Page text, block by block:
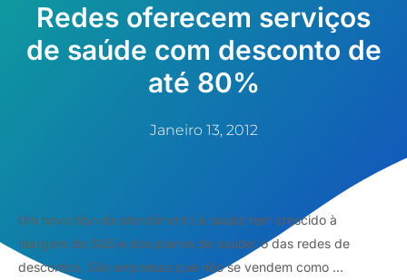
Redes oferecem serviços
de saúde com desconto de
até 80%
Janeiro 13, 2012
Um novo tipo de atendimento à saúde tem crescido à
margem do SUS e dos planos de saúde: o das redes de
descontos. São empresas que não se vendem como ...